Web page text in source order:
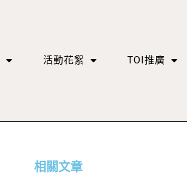
活動花絮 TOI推廣
相關文章